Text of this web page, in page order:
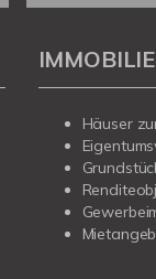
Häuser